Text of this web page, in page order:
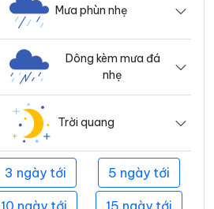
Mưa phùn nhẹ
Dông kèm mưa đá
nhẹ
Trời quang
3 ngày tới 5 ngày tới
10 ngày tới 15 ngày tới